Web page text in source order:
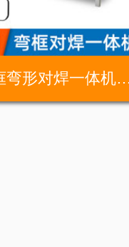
弯形对焊一体机